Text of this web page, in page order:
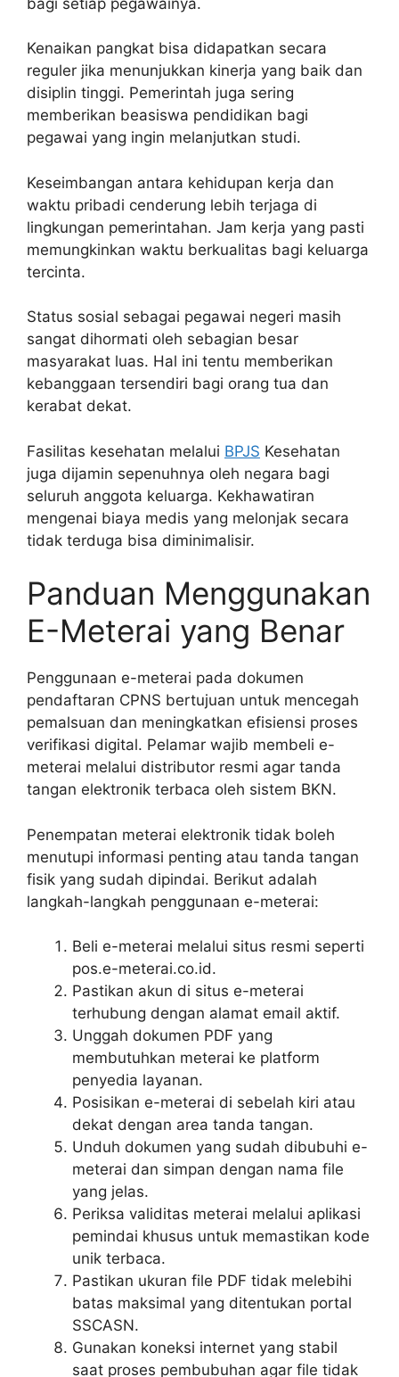
Kenaikan pangkat bisa didapatkan secara
reguler jika menunjukkan kinerja yang baik dan
disiplin tinggi. Pemerintah juga sering
memberikan beasiswa pendidikan bagi
pegawai yang ingin melanjutkan studi.
Keseimbangan antara kehidupan kerja dan
waktu pribadi cenderung lebih terjaga di
lingkungan pemerintahan. Jam kerja yang pasti
memungkinkan waktu berkualitas bagi keluarga
tercinta.
Status sosial sebagai pegawai negeri masih
sangat dihormati oleh sebagian besar
masyarakat luas. Hal ini tentu memberikan
kebanggaan tersendiri bagi orang tua dan
kerabat dekat.
Fasilitas kesehatan melalui BPJS Kesehatan
juga dijamin sepenuhnya oleh negara bagi
seluruh anggota keluarga. Kekhawatiran
mengenai biaya medis yang melonjak secara
tidak terduga bisa diminimalisir.
Panduan Menggunakan
E-Meterai yang Benar
Penggunaan e-meterai pada dokumen
pendaftaran CPNS bertujuan untuk mencegah
pemalsuan dan meningkatkan efisiensi proses
verifikasi digital. Pelamar wajib membeli e-
meterai melalui distributor resmi agar tanda
tangan elektronik terbaca oleh sistem BKN.
Penempatan meterai elektronik tidak boleh
menutupi informasi penting atau tanda tangan
fisik yang sudah dipindai. Berikut adalah
langkah-langkah penggunaan e-meterai:
Beli e-meterai melalui situs resmi seperti
pos.e-meterai.co.id.
Pastikan akun di situs e-meterai
terhubung dengan alamat email aktif.
Unggah dokumen PDF yang
membutuhkan meterai ke platform
penyedia layanan.
Posisikan e-meterai di sebelah kiri atau
dekat dengan area tanda tangan.
Unduh dokumen yang sudah dibubuhi e-
meterai dan simpan dengan nama file
yang jelas.
Periksa validitas meterai melalui aplikasi
pemindai khusus untuk memastikan kode
unik terbaca.
Pastikan ukuran file PDF tidak melebihi
batas maksimal yang ditentukan portal
SSCASN.
Gunakan koneksi internet yang stabil
saat proses pembubuhan agar file tidak